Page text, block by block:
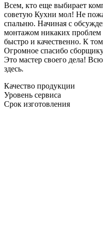
Всем, кто еще выбирает
советую Кухни мол! Не
спальню. Начиная с
монтажом никаких проблем
быстро и качественно. К
Огромное спасибо
Это мастер своего дела!
здесь.
Качество продукции
Уровень сервиса
Срок изготовления